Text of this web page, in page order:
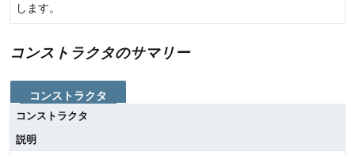
します。
コンストラクタのサマリー
コンストラクタ
コンストラクタ
説明